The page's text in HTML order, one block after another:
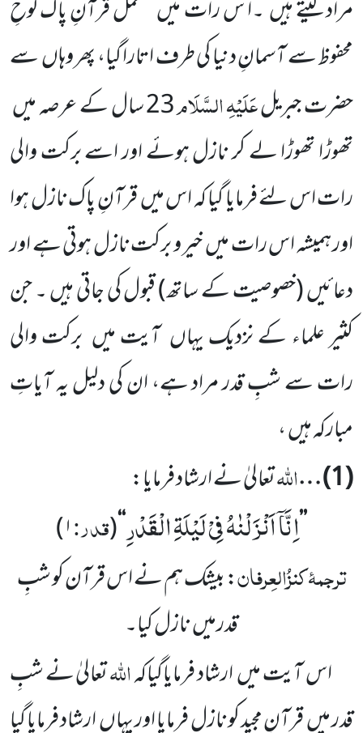
مراد لیتے ہیں۔ا س رات میںمکمل قرآنِ پاک لوحِ
محفوظ سے آسمانِ دنیا کی طرف اتارا گیا، پھر وہاںسے
حضرت جبریلعَلَیْہِالسَّلَام23سال کے عرصہ میں
تھوڑا تھوڑا لے کر نازل ہوئے اور اسے برکت والی
رات اس لئے فرمایا گیا کہ اس میںقرآنِپاک نازل ہوا
اور ہمیشہ اس رات میںخیر و برکت نازل ہوتی ہے اور
دعائیں(خصوصیت کے ساتھ)قبول کی جاتی ہیں ۔ جن
کثیر علماء کے نزدیک یہاں آیت میں برکت والی
رات سے شبِ قدر مراد ہے، ان کی دلیل یہ آیاتِ
مبارکہ ہیں،
(
1
) …اللہتعالیٰ نے ارشاد فرمایا:
’’اِنَّاۤ اَنْزَلْنٰهُ فِیْ لَیْلَةِ الْقَدْرِ‘‘
(قدر:۱)
ترجمۂکنزُالعِرفان:بیشک ہم نے اس قرآن کو شبِ
قدرمیںنازل کیا۔
اس آیت میںارشاد فرمایاگیاکہاللہتعالیٰ نے شبِ
قدر میںقرآنِ مجید کو نازل فرمایا اور یہاںارشاد فرمایا گیا